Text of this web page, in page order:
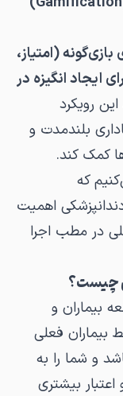
(امتیاز،
ایجاد انگیزه در
این رویکرد
بلندمدت و
کمک کند.
که
اهمیت
در مطب اجرا
چیست؟
بیماران و
فعلی
و شما را به
بیشتری